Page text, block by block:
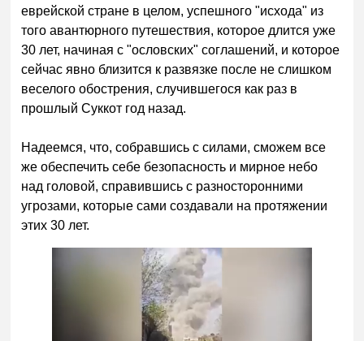
еврейской стране в целом, успешного "исхода" из
того авантюрного путешествия, которое длится уже
30 лет, начиная с "ословских" соглашений, и которое
сейчас явно близится к развязке после не слишком
веселого обострения, случившегося как раз в
прошлый Суккот год назад.
Надеемся, что, собравшись с силами, сможем все
же обеспечить себе безопасность и мирное небо
над головой, справившись с разносторонними
угрозами, которые сами создавали на протяжении
этих 30 лет.